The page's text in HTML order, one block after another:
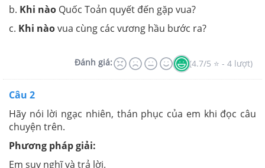
b. Khi nào Quốc Toản quyết đến gặp vua?
c. Khi nàovua cùng các vương hầu bước ra?
Đánh giá: (4.7/5 ⭐ - 4 lượt)
Câu 2
Hãy nói lời ngạc nhiên, thán phục của em khi đọc câu
chuyện trên.
Phương pháp giải:
Em suy nghĩ và trả lời.